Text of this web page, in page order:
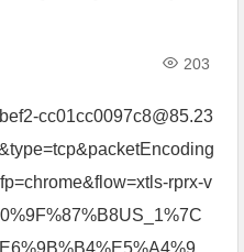
203
cc01cc0097c8@85.23
rprx-v